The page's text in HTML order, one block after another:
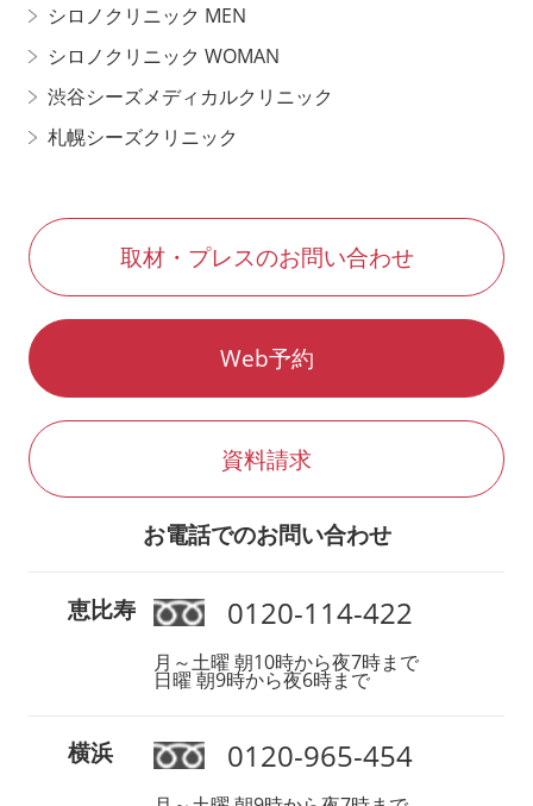
シロノクリニック MEN
シロノクリニック WOMAN
渋谷シーズメディカルクリニック
札幌シーズクリニック
取材・プレスのお問い合わせ
Web予約
資料請求
お電話でのお問い合わせ
恵比寿 0120-114-422
月～土曜 朝10時から夜7時まで
日曜 朝9時から夜6時まで
横浜 0120-965-454